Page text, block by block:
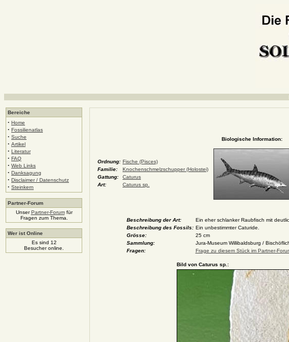
Bereiche
· Home
· Fossilienatlas
· Suche
· Artikel
· Literatur
· FAQ
· Web Links
· Danksagung
· Disclaimer / Datenschutz
· Steinkern
Partner-Forum
UnserPartner-Forumfür
Fragen zum Thema.
Wer ist Online
Es sind 12
Besucher online.
Biologische Information:
Ordnung: Fische (Pisces)
Familie:
Knochenschmelzschupper (Holostei)
Gattung:
Caturus
Art:
Caturus sp.
Beschreibung der Art:
Ein eher schlanker Raubfisch mit
Beschreibung des Fossils: Ein unbestimmter Caturide.
Grösse:
25 cm
Sammlung:
Jura-Museum Willibaldsburg /
Fragen:
Frage zu diesem Stück im Partner-
Bild von Caturus sp.: